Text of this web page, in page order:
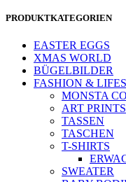
PRODUKTKATEGORIEN
EASTER EGGS
XMAS WORLD
BÜGELBILDER
FASHION &
MONSTA
ART PRINTS
TASSEN
TASCHEN
T-SHIRTS
SWEATER